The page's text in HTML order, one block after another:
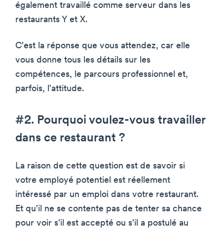
également travaillé comme serveur dans les
restaurants Y et X.
C'est la réponse que vous attendez, car elle
vous donne tous les détails sur les
compétences, le parcours professionnel et,
parfois, l'attitude.
#2. Pourquoi voulez-vous travailler
dans ce restaurant ?
La raison de cette question est de savoir si
votre employé potentiel est réellement
intéressé par un emploi dans votre restaurant.
Et qu'il ne se contente pas de tenter sa chance
pour voir s'il est accepté ou s'il a postulé au